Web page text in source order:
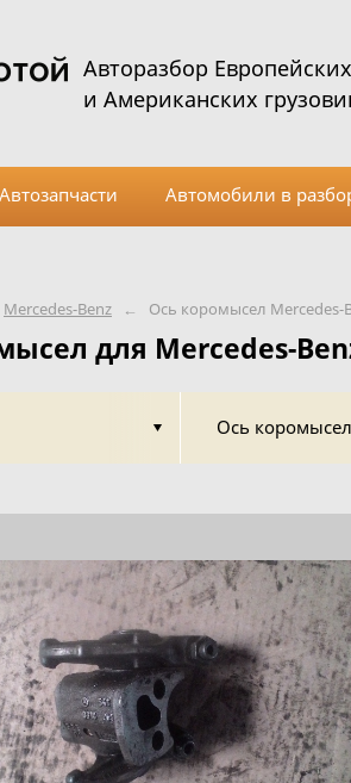
Mercedes-Benz ← Ось коромысел Mercedes-
для Mercedes-
Ось коромысел
Авторазбор Европейских
и Американских
Автозапчасти Автомобили в